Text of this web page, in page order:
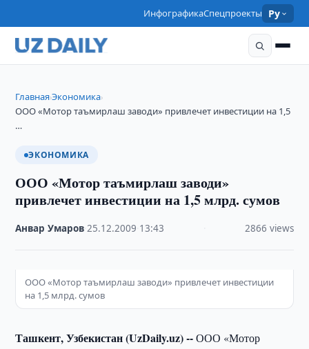
ИнфографикаСпецпроекты Ру
Главная›Экономика›
ООО «Мотор таъмирлаш заводи» привлечет инвестиции на 1,5
…
ЭКОНОМИКА
ООО «Мотор таъмирлаш заводи»
привлечет инвестиции на 1,5 млрд. сумов
Анвар Умаров ·25.12.2009 13:43 2866 views
ООО «Мотор таъмирлаш заводи» привлечет инвестиции
на 1,5 млрд. сумов
Ташкент, Узбекистан (UzDaily.uz) --ООО «Мотор